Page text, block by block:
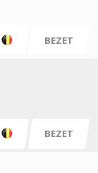
BEZET
BEZET